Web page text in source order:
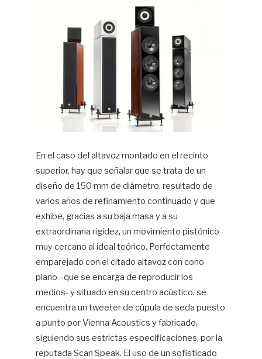
En el caso del altavoz montado en el recinto
superior, hay que señalar que se trata de un
diseño de 150 mm de diámetro, resultado de
varios años de refinamiento continuado y que
exhibe, gracias a su baja masa y a su
extraordinaria rigidez, un movimiento pistónico
muy cercano al ideal teórico. Perfectamente
emparejado con el citado altavoz con cono
plano –que se encarga de reproducir los
medios- y situado en su centro acústico, se
encuentra un tweeter de cúpula de seda puesto
a punto por Vienna Acoustics y fabricado,
siguiendo sus estrictas especificaciones, por la
reputada Scan Speak. El uso de un sofisticado